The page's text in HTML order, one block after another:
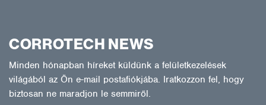
CORROTECH NEWS
Minden hónapban híreket küldünk a felületkezelések
világából az Ön e-mail postafiókjába. Iratkozzon fel, hogy
biztosan ne maradjon le semmiről.